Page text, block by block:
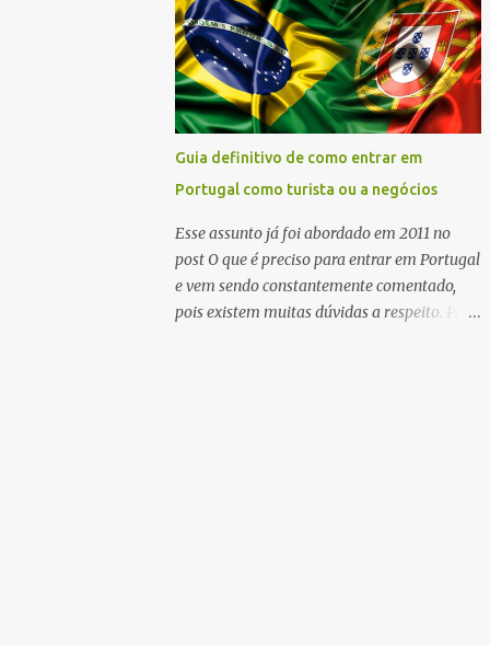
Serviços de Entradas e Fronteiras (SEF).
Como tinha tudo dentro da normalidade,
minha entrada no país foi autorizada. Mas é
claro, que não desejo isso para ninguém.
Portugal precisa de uma fiscalização severa,
pois é uma das portas de entrada de drogas
grande o número de jovens, solteiras e
brasileiras (encaixo em todas as
características) que chegam sozinhas e vão
direto para o trabalho ilegal, ou seja,
prostituição. Apesar da longa espera (eles
Guia definitivo de como entrar em
Portugal como turista ou a negócios
Esse assunto já foi abordado em 2011 no
post O que é preciso para entrar em Portugal
e vem sendo constantemente comentado,
pois existem muitas dúvidas a respeito. Para